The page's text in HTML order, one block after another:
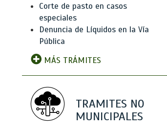
Corte de pasto en casos
especiales
Denuncia de Líquidos en la Vía
Pública
MÁS TRÁMITES
TRAMITES NO
MUNICIPALES